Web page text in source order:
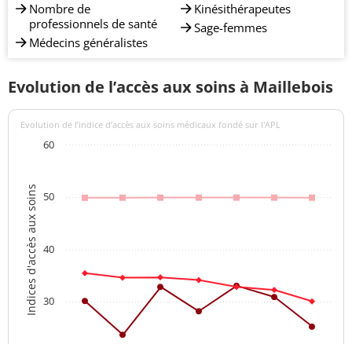
Nombre de
professionnels de santé
Médecins généralistes
Kinésithérapeutes
Sage-femmes
Evolution de l’accès aux soins à Maillebois
Indices d'accès aux soins
Evolution de l’indice d’accès aux soins médicaux fondé sur l'APL
30
40
50
60